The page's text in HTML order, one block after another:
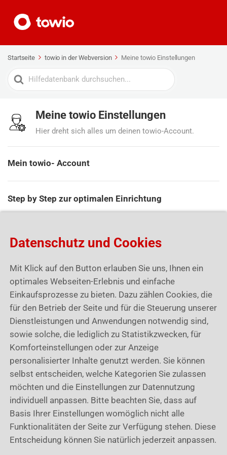
Startseite towio in der Webversion Meine towio Einstellungen
Search
For
Meine towio Einstellungen
Hier dreht sich alles um deinen towio-Account.
Mein towio- Account
Step by Step zur optimalen Einrichtung
Nummernkreise
Datenimport
E-Mail-Versand Einrichten
Nutzerverwaltung
Was bedeuten diese Symbole
Wie lege ich einen neuen Mitarbeiter an?
Datenschutz und Cookies
Mit Klick auf den Button erlauben Sie uns, Ihnen ein
optimales Webseiten-Erlebnis und einfache
Einkaufsprozesse zu bieten. Dazu zählen Cookies, die
für den Betrieb der Seite und für die Steuerung unserer
Dienstleistungen und Anwendungen notwendig sind,
sowie solche, die lediglich zu Statistikzwecken, für
Komforteinstellungen oder zur Anzeige
personalisierter Inhalte genutzt werden. Sie können
selbst entscheiden, welche Kategorien Sie zulassen
möchten und die Einstellungen zur Datennutzung
individuell anpassen. Bitte beachten Sie, dass auf
Basis Ihrer Einstellungen womöglich nicht alle
Funktionalitäten der Seite zur Verfügung stehen. Diese
Entscheidung können Sie natürlich jederzeit anpassen.